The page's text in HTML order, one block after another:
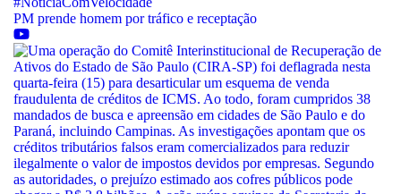
PM prende homem por tráfico e receptação